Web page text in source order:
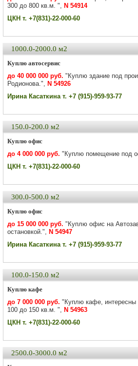
300 до 800 кв.м. ", N 54914
ЦКН т. +7(831)-22-000-60
1000.0-2000.0 м2
Куплю автосервис
до 40 000 000 руб. "Куплю здание под
Родионова.", N 54926
Ирина Касаткина т. +7 (915)-959-93-77
150.0-200.0 м2
Куплю офис
до 4 000 000 руб. "Куплю помещение под
ЦКН т. +7(831)-22-000-60
300.0-500.0 м2
Куплю офис
до 15 000 000 руб. "Куплю офис на
остановкой.", N 54947
Ирина Касаткина т. +7 (915)-959-93-77
100.0-150.0 м2
Куплю кафе
до 7 000 000 руб. "Куплю кафе, интересны
100 до 150 кв.м. ", N 54963
ЦКН т. +7(831)-22-000-60
2500.0-3000.0 м2